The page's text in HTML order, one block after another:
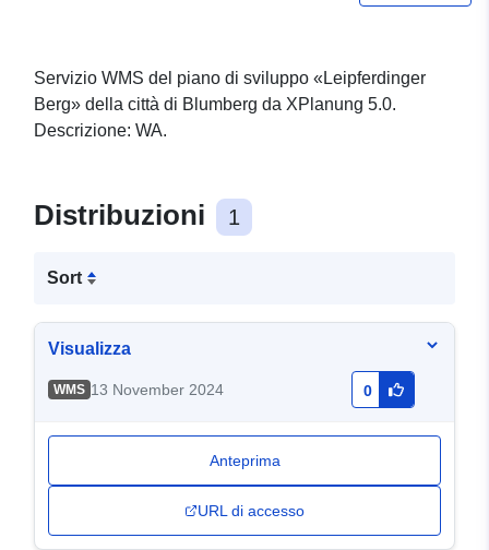
Servizio WMS del piano di sviluppo «Leipferdinger
Berg» della città di Blumberg da XPlanung 5.0.
Descrizione: WA.
Distribuzioni 1
Sort
Visualizza
WMS 13 November 2024 0
Anteprima
URL di accesso